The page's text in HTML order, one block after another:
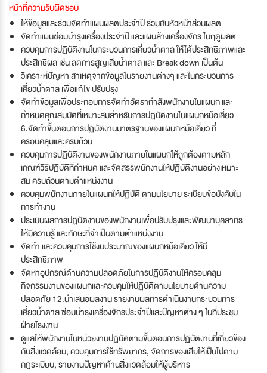
หน้าที่ความรับผิดชอบ
ให้ข้อมูลและร่วมจัดทำแผนผลิตประจำปี ร่วมกับหัวหน้าส่วนผลิต
จัดทำแผนซ่อมบำรุงเครื่องประจำปี และแผนล้างเครื่องจักร ในฤดูผลิต
ควบคุมการปฏิบัติงานในกระบวนการเคี่ยวน้ำตาล ให้ได้ประสิทธิภาพและ
ประสิทธิผล เช่น ลดการสูญเสียน้ำตาล และ Break down เป็นต้น
วิเคราะห์ปัญหา สาเหตุจากข้อมูลในรายงานต่างๆ และในกระบวนการ
เคี่ยวน้ำตาล เพื่อแก้ไข ปรับปรุง
จัดทำข้อมูลเพื่อประกอบการจัดทำอัตรากำลังพนักงานในแผนก และ
กำหนดคุณสมบัติที่เหมาะสมสำหรับการปฏิบัติงานในแผนกหม้อเคี่ยว
6.จัดทำขั้นตอนการปฏิบัติงานมาตรฐานของแผนกหม้อเคี่ยว ที่
ครอบคลุมและครบถ้วน
ควบคุมการปฏิบัติงานของพนักงานภายในแผนกให้ถูกต้องตามหลัก
เกณฑ์วิธีปฏิบัติที่กำหนด และจัดสรรพนักงานให้ปฏิบัติงานอย่างเหมาะ
สม ครบถ้วนตามตำแหน่งงาน
ควบคุมพนักงานภายในแผนกให้ปฏิบัติ ตามนโยบาย ระเบียบข้อบังคับใน
การทำงาน
ประเมินผลการปฏิบัติงานของพนักงานเพื่อปรับปรุงและพัฒนาบุคลากร
ให้มีความรู้ และทักษะที่จำเป็นตามตำแหน่งงาน
จัดทำ และควบคุมการใช้งบประมาณของแผนกหม้อเคี่ยว ให้มี
ประสิทธิภาพ
จัดหาอุปกรณ์ด้านความปลอดภัยในการปฏิบัติงานให้ครอบคลุม
กิจกรรมงานของแผนกและควบคุมให้ปฏิบัติตามนโยบายด้านความ
ปลอดภัย 12.นำเสนอผลงาน รายงานผลการดำเนินงานกระบวนการ
เคี่ยวน้ำตาล ซ่อมบำรุงเครื่องจักรประจำปีและปัญหาต่าง ๆ ในที่ประชุม
ฝ่ายโรงงาน
ดูแลให้พนักงานในหน่วยงานปฏิบัติตามขั้นตอนการปฏิบัติงานที่เกี่ยวข้อง
กับสิ่งแวดล้อม, ควบคุมการใช้ทรัพยากร, จัดการของเสียให้เป็นไปตาม
กฎระเบียบ, รายงานปัญหาด้านสิ่งแวดล้อมให้ผู้บริหาร